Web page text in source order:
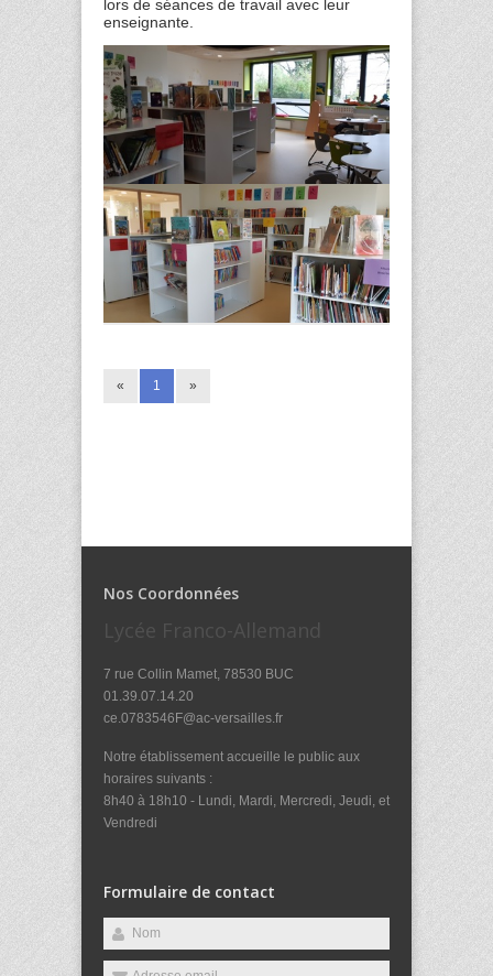
lors de séances de travail avec leur
enseignante.
« 1 »
Nos Coordonnées
Lycée Franco-Allemand
7 rue Collin Mamet, 78530 BUC
01.39.07.14.20
ce.0783546F@ac-versailles.fr
Notre établissement accueille le public aux
horaires suivants :
8h40 à 18h10 - Lundi, Mardi, Mercredi, Jeudi, et
Vendredi
Formulaire de contact